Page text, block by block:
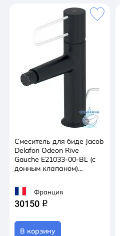
Смеситель для биде Jacob
Delafon Odeon Rive
Gauche E21033-00-BL (с
донным клапаном)
Франция
30150 q
В корзину